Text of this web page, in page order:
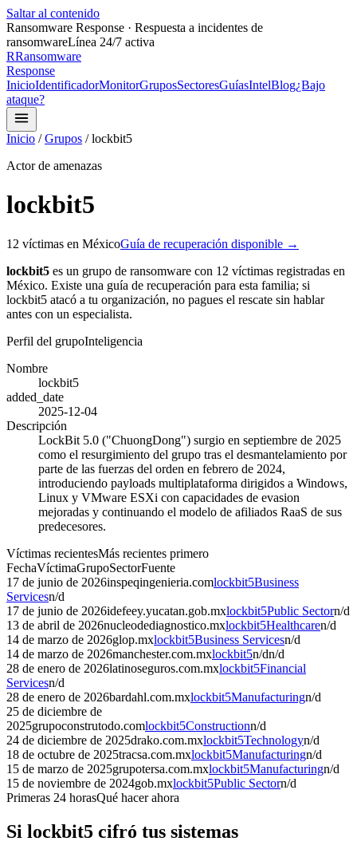
Saltar al contenido
Ransomware Response · Respuesta a incidentes de
ransomwareLínea 24/7 activa
RRansomware
Response
InicioIdentificadorMonitorGruposSectoresGuíasIntelBlog¿Bajo
ataque?
Inicio / Grupos /lockbit5
Actor de amenazas
lockbit5
12 víctimas en MéxicoGuía de recuperación disponible →
lockbit5 es un grupo de ransomware con 12 víctimas registradas en
México. Existe una guía de recuperación para esta familia; si
lockbit5 atacó a tu organización, no pagues el rescate sin hablar
antes con un especialista.
Perfil del grupoInteligencia
Nombre
lockbit5
added_date
2025-12-04
Descripción
LockBit 5.0 ("ChuongDong") surgio en septiembre de 2025
como el resurgimiento del grupo tras el desmantelamiento por
parte de las fuerzas del orden en febrero de 2024,
introduciendo payloads multiplataforma dirigidos a Windows,
Linux y VMware ESXi con capacidades de evasion
mejoradas y continuando el modelo de afiliados RaaS de sus
predecesores.
Víctimas recientesMás recientes primero
FechaVíctimaGrupoSectorFuente
17 de junio de 2026inspeqingenieria.comlockbit5Business
Servicesn/d
17 de junio de 2026idefeey.yucatan.gob.mxlockbit5Public Sectorn/d
13 de abril de 2026nucleodediagnostico.mxlockbit5Healthcaren/d
14 de marzo de 2026glop.mxlockbit5Business Servicesn/d
14 de marzo de 2026manchester.com.mxlockbit5n/dn/d
28 de enero de 2026latinoseguros.com.mxlockbit5Financial
Servicesn/d
28 de enero de 2026bardahl.com.mxlockbit5Manufacturingn/d
25 de diciembre de
2025grupoconstrutodo.comlockbit5Constructionn/d
24 de diciembre de 2025drako.com.mxlockbit5Technologyn/d
18 de octubre de 2025tracsa.com.mxlockbit5Manufacturingn/d
15 de marzo de 2025grupotersa.com.mxlockbit5Manufacturingn/d
15 de noviembre de 2024gob.mxlockbit5Public Sectorn/d
Primeras 24 horasQué hacer ahora
Si lockbit5 cifró tus sistemas